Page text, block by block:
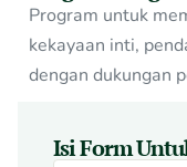
Program untuk
kekayaan inti,
dengan dukungan
Isi Form